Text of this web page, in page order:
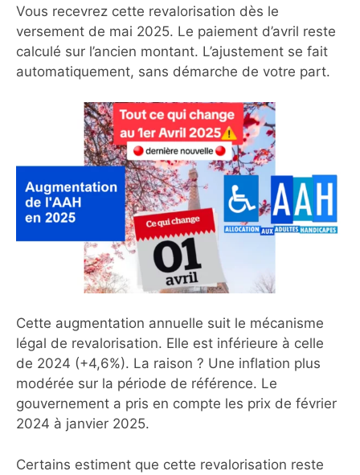
Vous recevrez cette revalorisation dès le
versement de mai 2025. Le paiement d’avril reste
calculé sur l’ancien montant. L’ajustement se fait
automatiquement, sans démarche de votre part.
Cette augmentation annuelle suit le mécanisme
légal de revalorisation. Elle est inférieure à celle
de 2024 (+4,6%). La raison ? Une inflation plus
modérée sur la période de référence. Le
gouvernement a pris en compte les prix de février
2024 à janvier 2025.
Certains estiment que cette revalorisation reste